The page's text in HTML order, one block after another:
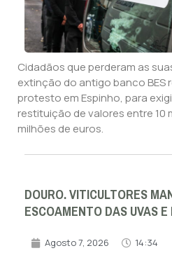
Cidadãos que perderam as
extinção do antigo banco BES
protesto em Espinho, para
restituição de valores entre 10
milhões de euros.
DOURO. VITICULTORES
ESCOAMENTO DAS UVAS
Agosto 7, 2026 14:34